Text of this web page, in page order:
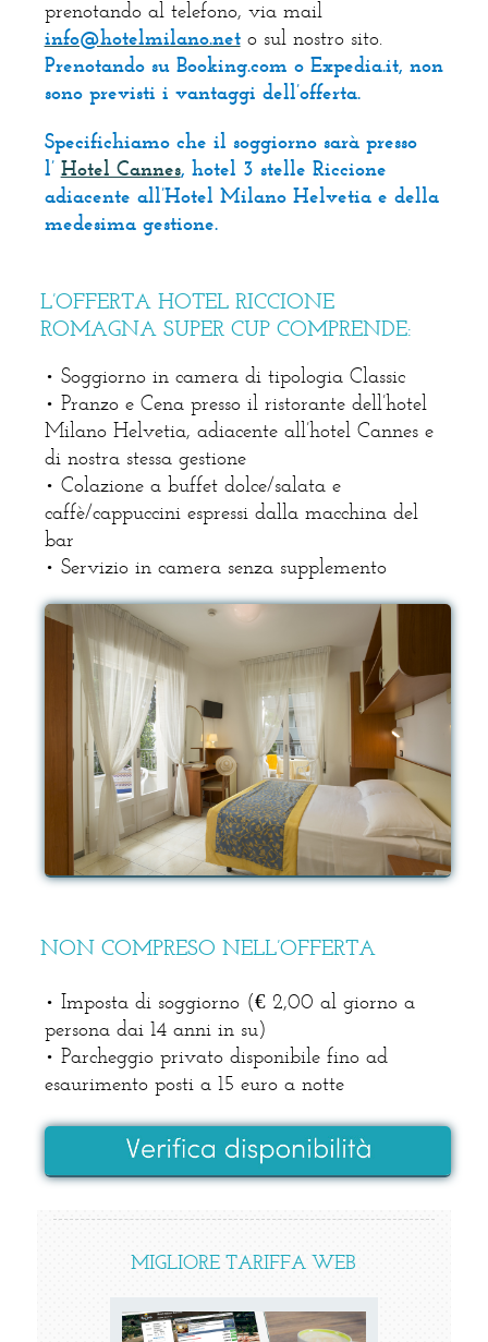
prenotando al telefono, via mail
info@hotelmilano.neto sul nostro sito.
Prenotando su Booking.com o Expedia.it, non
sono previsti i vantaggi dell’offerta.
Specifichiamo che il soggiorno sarà presso
l’ Hotel Cannes, hotel 3 stelle Riccione
adiacente all’Hotel Milano Helvetia e della
medesima gestione.
L’OFFERTA HOTEL RICCIONE
ROMAGNA SUPER CUP COMPRENDE:
• Soggiorno in camera di tipologia Classic
• Pranzo e Cena presso il ristorante dell’hotel
Milano Helvetia, adiacente all’hotel Cannes e
di nostra stessa gestione
• Colazione a buffet dolce/salata e
caffè/cappuccini espressi dalla macchina del
bar
• Servizio in camera senza supplemento
NON COMPRESO NELL’OFFERTA
• Imposta di soggiorno (€ 2,00 al giorno a
persona dai 14 anni in su)
• Parcheggio privato disponibile fino ad
esaurimento posti a 15 euro a notte
MIGLIORE TARIFFA WEB